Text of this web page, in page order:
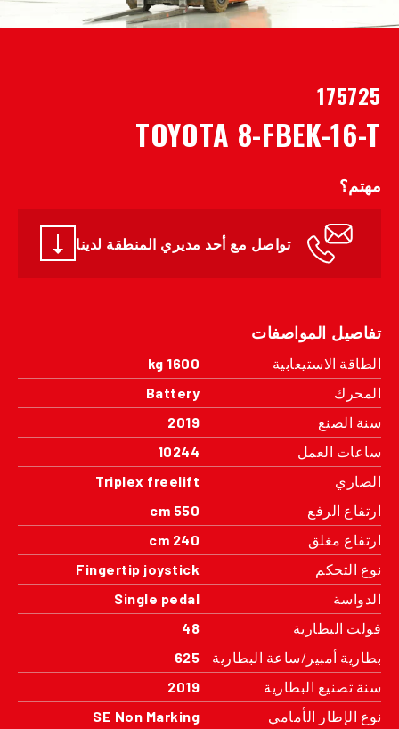
175725
TOYOTA 8-FBEK-16-T
مهتم؟
تواصل مع أحد مديري المنطقة لدينا
تفاصيل المواصفات
الطاقة الاستيعابية
1600 kg
المحرك
Battery
سنة الصنع
2019
ساعات العمل
10244
الصاري
Triplex freelift
ارتفاع الرفع
550 cm
ارتفاع مغلق
240 cm
نوع التحكم
Fingertip joystick
الدواسة
Single pedal
فولت البطارية
48
بطارية أمبير/ساعة البطارية
625
سنة تصنيع البطارية
2019
نوع الإطار الأمامي
SE Non Marking